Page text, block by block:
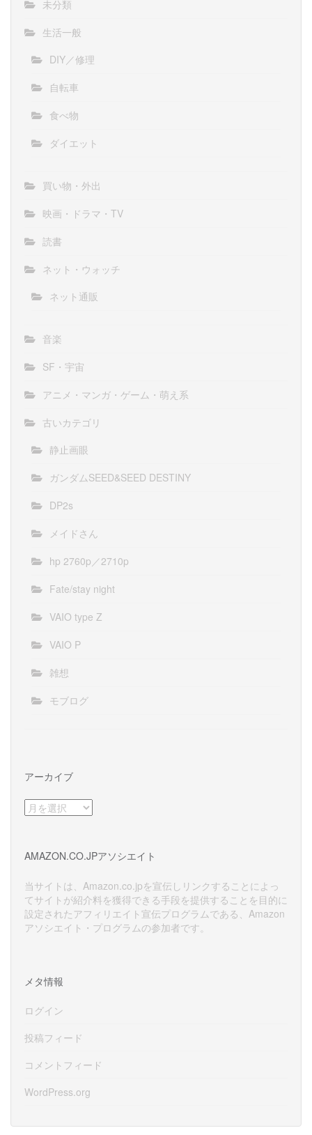
未分類
生活一般
DIY／修理
自転車
食べ物
ダイエット
買い物・外出
映画・ドラマ・TV
読書
ネット・ウォッチ
ネット通販
音楽
SF・宇宙
アニメ・マンガ・ゲーム・萌え系
古いカテゴリ
静止画眼
ガンダムSEED&SEED DESTINY
DP2s
メイドさん
hp 2760p／2710p
Fate/stay night
VAIO type Z
VAIO P
雑想
モブログ
アーカイブ
ア
ー
ブ
AMAZON.CO.JPアソシエイト
当サイトは、Amazon.co.jpを宣伝しリンクすることによっ
てサイトが紹介料を獲得できる手段を提供することを目的に
設定されたアフィリエイト宣伝プログラムである、Amazon
アソシエイト・プログラムの参加者です。
メタ情報
ログイン
投稿フィード
コメントフィード
WordPress.org